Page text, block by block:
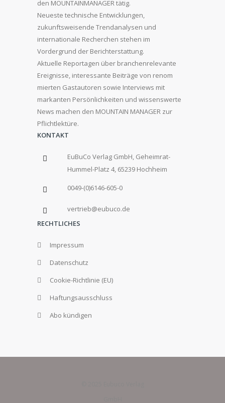
den MOUNTAINMANAGER tätig.
Neueste technische Entwicklungen,
zukunftsweisende Trendanalysen und
internationale Recherchen stehen im
Vordergrund der Berichterstattung.
Aktuelle Reportagen über branchenrelevante
Ereignisse, interessante Beiträge von renom
mierten Gastautoren sowie Interviews mit
markanten Persönlichkeiten und wissenswerte
News machen den MOUNTAIN MANAGER zur
Pflichtlektüre.
KONTAKT
EuBuCo Verlag GmbH, Geheimrat-
Hummel-Platz 4, 65239 Hochheim
0049-(0)6146-605-0
vertrieb@eubuco.de
RECHTLICHES
Impressum
Datenschutz
Cookie-Richtlinie (EU)
Haftungsausschluss
Abo kündigen